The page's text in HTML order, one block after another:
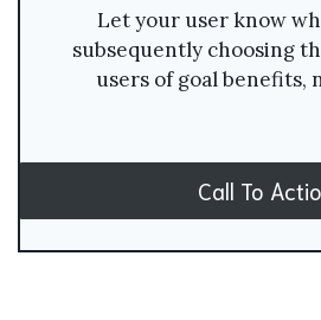
Let your user know
subsequently choosing
users of goal benefits,
Call To